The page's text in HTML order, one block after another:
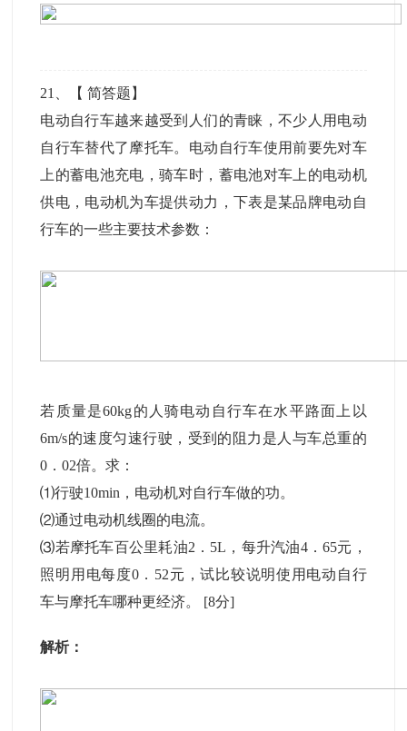
21 、【简答题 】
电动自行车越来越受到人们的青睐，不少人用电动
自行车替代了摩托车。电动自行车使用前要先对车
上的蓄电池充电，骑车时，蓄电池对车上的电动机
供电，电动机为车提供动力，下表是某品牌电动自
行车的一些主要技术参数：
若质量是60kg的人骑电动自行车在水平路面上以
6m/s的速度匀速行驶，受到的阻力是人与车总重的
0．02倍。求：
⑴行驶10min，电动机对自行车做的功。
⑵通过电动机线圈的电流。
⑶若摩托车百公里耗油2．5L，每升汽油4．65元，
照明用电每度0．52元，试比较说明使用电动自行
车与摩托车哪种更经济。 [8分]
解析：